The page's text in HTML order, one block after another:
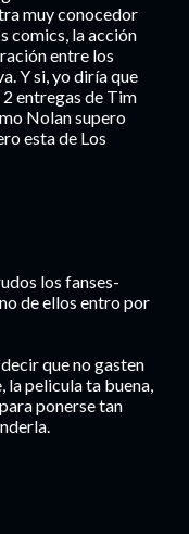
muy conocedor
comics, la acción
entre los
Y si, yo diría que
entregas de Tim
Nolan supero
esta de Los
los fanses-
de ellos entro por
que no gasten
la pelicula ta buena,
ponerse tan